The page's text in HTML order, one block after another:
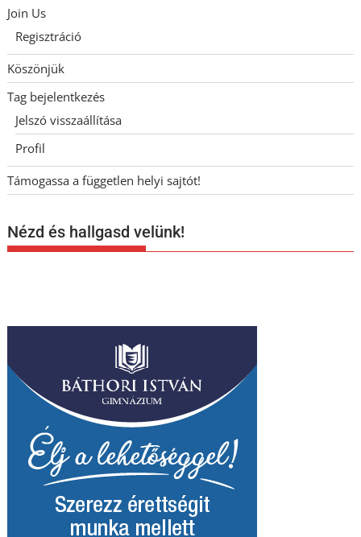
Join Us
Regisztráció
Köszönjük
Tag bejelentkezés
Jelszó visszaállítása
Profil
Támogassa a független helyi sajtót!
Nézd és hallgasd velünk!